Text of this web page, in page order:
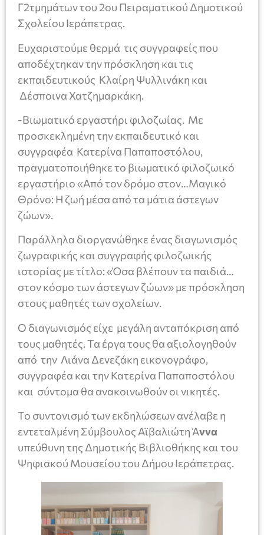
Γ2τμημάτων του 2ου Πειραματικού Δημοτικού
Σχολείου Ιεράπετρας.
Ευχαριστούμε θερμά τις συγγραφείς που
αποδέχτηκαν την πρόσκληση και τις
εκπαιδευτικούς Κλαίρη Ψυλλινάκη και
Δέσποινα Χατζημαρκάκη.
-Βιωματικό εργαστήρι φιλοζωίας. Με
προσκεκλημένη την εκπαιδευτικό και
συγγραφέα Κατερίνα Παπαποστόλου,
πραγματοποιήθηκε το βιωματικό φιλοζωικό
εργαστήριο «Από τον δρόμο στον…Μαγικό
Θρόνο: Η ζωή μέσα από τα μάτια άστεγων
ζώων».
Παράλληλα διοργανώθηκε ένας διαγωνισμός
ζωγραφικής και συγγραφής φιλοζωικής
ιστορίας με τίτλο: «Όσα βλέπουν τα παιδιά…
στον κόσμο των άστεγων ζώων» με πρόσκληση
στους μαθητές των σχολείων.
Ο διαγωνισμός είχε μεγάλη ανταπόκριση από
τους μαθητές. Τα έργα τους θα αξιολογηθούν
από την Λιάνα Δενεζάκη εικονογράφο,
συγγραφέα και την Κατερίνα Παπαποστόλου
και σύντομα θα ανακοινωθούν οι νικητές.
Το συντονισμό των εκδηλώσεων ανέλαβε η
εντεταλμένη Σύμβουλος Αϊβαλιώτη Άννα
υπεύθυνη της Δημοτικής Βιβλιοθήκης και του
Ψηφιακού Μουσείου του Δήμου Ιεράπετρας.